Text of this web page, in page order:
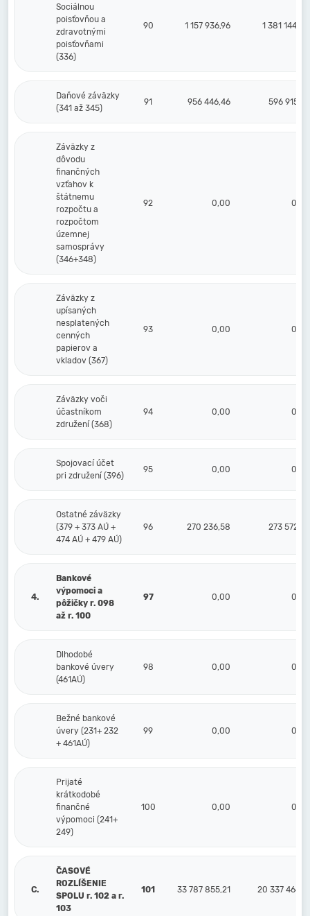
Sociálnou
poisťovňou a
zdravotnými
poisťovňami
(336)
90 1 157 936,96 1 381 144,88
Daňové záväzky
(341 až 345)
91 956 446,46 596 915,52
Záväzky z
dôvodu
finančných
vzťahov k
štátnemu
rozpočtu a
rozpočtom
územnej
samosprávy
(346+348)
92 0,00 0,00
Záväzky z
upísaných
nesplatených
cenných
papierov a
vkladov (367)
93 0,00 0,00
Záväzky voči
účastníkom
združení (368)
94 0,00 0,00
Spojovací účet
pri združení (396)
95 0,00 0,00
Ostatné záväzky
(379 + 373 AÚ +
474 AÚ + 479 AÚ)
96 270 236,58 273 572,22
4.
Bankové
výpomoci a
pôžičky r. 098
až r. 100
97 0,00 0,00
Dlhodobé
bankové úvery
(461AÚ)
98 0,00 0,00
Bežné bankové
úvery (231+ 232
+ 461AÚ)
99 0,00 0,00
Prijaté
krátkodobé
finančné
výpomoci (241+
249)
100 0,00 0,00
C.
ČASOVÉ
ROZLÍŠENIE
SPOLU r. 102 a r.
103
101 33 787 855,21 20 337 464,12